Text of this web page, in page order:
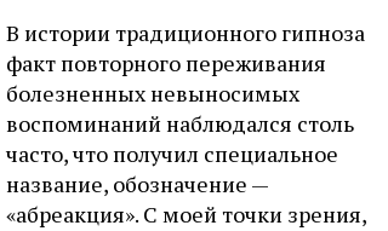
В истории традиционного гипноза
факт повторного переживания
болезненных невыносимых
воспоминаний наблюдался столь
часто, что получил специальное
название, обозначение —
«абреакция». С моей точки зрения,